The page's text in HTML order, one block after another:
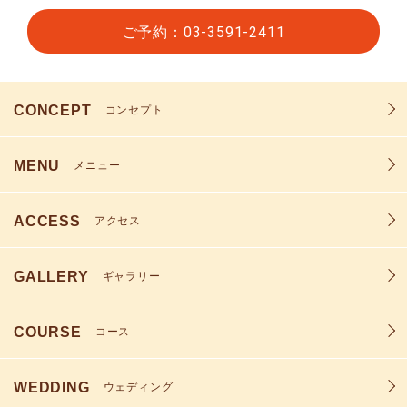
ご予約：03-3591-2411
コンセプト
CONCEPT
メニュー
MENU
アクセス
ACCESS
ギャラリー
GALLERY
コース
COURSE
ウェディング
WEDDING